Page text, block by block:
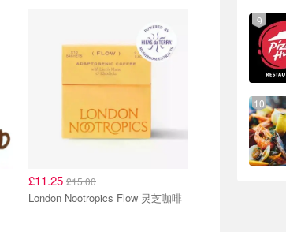
£11.25 £15.00
London Nootropics Flow 灵芝咖啡